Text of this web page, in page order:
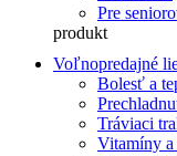
Pre
produkt
Voľnopredajné
Bolesť a
Tráviaci
Vitamíny